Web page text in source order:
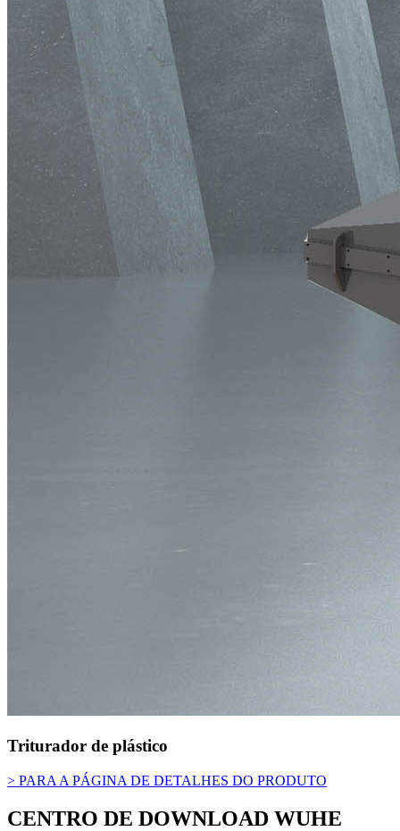
Triturador de plástico
> PARA A PÁGINA DE DETALHES DO PRODUTO
CENTRO DE DOWNLOAD WUHE